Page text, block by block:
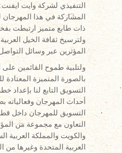
التنفيذي لشركة وايت
المشاركة في هذا
ذات طابع متميز ارتبطت
ولترسيخ ثقافة الخيل
المؤثرين عبر وسائل
ولتلبية طموح القائمين
بالصورة المتميزة
التسويق التابع لنا بإعداد
أحداث المهرجان
التسويق للمهرجان داخل
التعاون مع مجموعة من
والكويت والمملكة العربية
العربية المتحدة وغيرها من